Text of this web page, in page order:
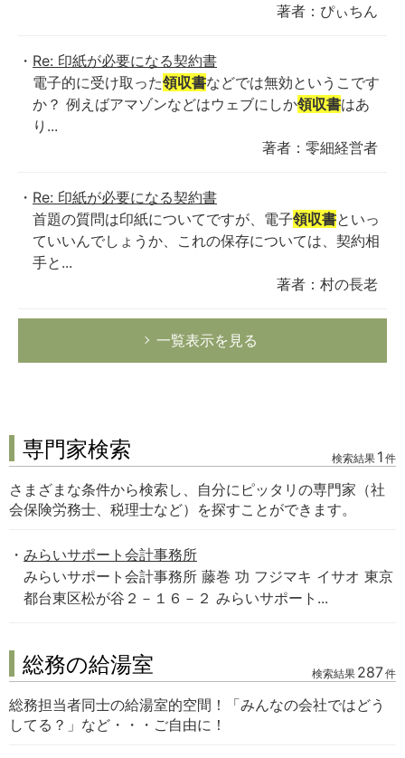
著者：ぴぃちん
Re: 印紙が必要になる契約書
電子的に受け取った領収書などでは無効というこです
か？ 例えばアマゾンなどはウェブにしか領収書はあ
り...
著者：零細経営者
Re: 印紙が必要になる契約書
首題の質問は印紙についてですが、電子領収書といっ
ていいんでしょうか、これの保存については、契約相
手と...
著者：村の長老
一覧表示を見る
専門家検索 検索結果 1 件
さまざまな条件から検索し、自分にピッタリの専門家（社
会保険労務士、税理士など）を探すことができます。
みらいサポート会計事務所
みらいサポート会計事務所 藤巻 功 フジマキ イサオ 東京
都台東区松が谷２－１６－２ みらいサポート...
総務の給湯室 検索結果 287件
総務担当者同士の給湯室的空間！「みんなの会社ではどう
してる？」など・・・ご自由に！